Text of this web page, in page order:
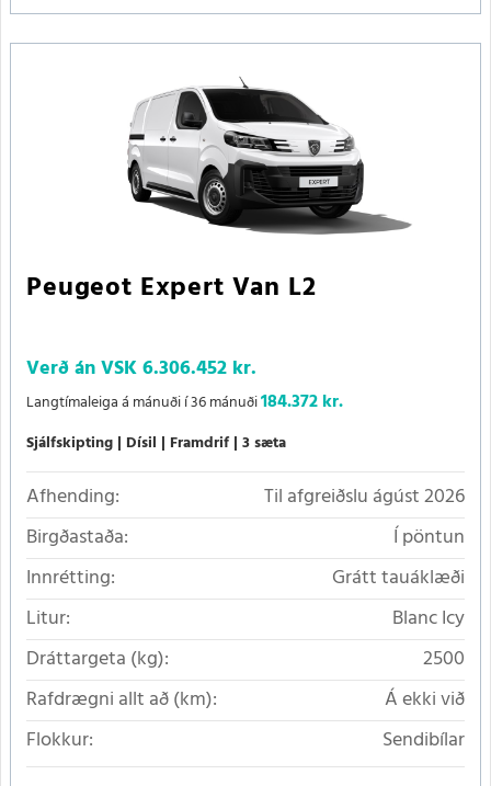
Peugeot Expert Van L2
Verð án VSK6.306.452 kr.
Langtímaleiga á mánuði í 36 mánuði184.372 kr.
Sjálfskipting Dísil Framdrif 3 sæta
Afhending:
Til afgreiðslu ágúst 2026
Birgðastaða:
Í pöntun
Innrétting:
Grátt tauáklæði
Litur:
Blanc Icy
Dráttargeta (kg):
2500
Rafdrægni allt að (km):
Á ekki við
Flokkur:
Sendibílar